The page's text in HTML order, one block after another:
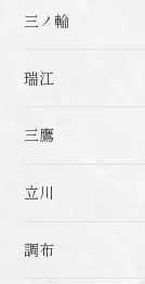
三ノ輪
瑞江
三鷹
立川
調布